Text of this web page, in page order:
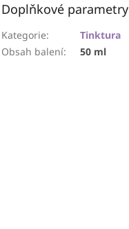
Doplňkové parametry
Kategorie:
Tinktura
Obsah balení: 50 ml